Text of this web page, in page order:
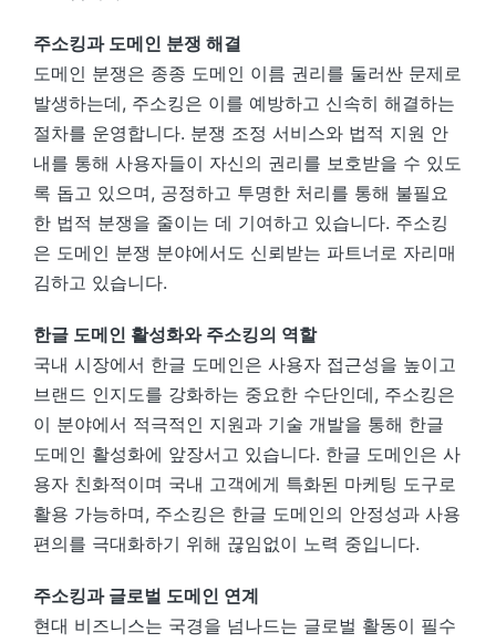
주소킹과 도메인 분쟁 해결
도메인 분쟁은 종종 도메인 이름 권리를 둘러싼 문제로
발생하는데, 주소킹은 이를 예방하고 신속히 해결하는
절차를 운영합니다. 분쟁 조정 서비스와 법적 지원 안
내를 통해 사용자들이 자신의 권리를 보호받을 수 있도
록 돕고 있으며, 공정하고 투명한 처리를 통해 불필요
한 법적 분쟁을 줄이는 데 기여하고 있습니다. 주소킹
은 도메인 분쟁 분야에서도 신뢰받는 파트너로 자리매
김하고 있습니다.
한글 도메인 활성화와 주소킹의 역할
국내 시장에서 한글 도메인은 사용자 접근성을 높이고
브랜드 인지도를 강화하는 중요한 수단인데, 주소킹은
이 분야에서 적극적인 지원과 기술 개발을 통해 한글
도메인 활성화에 앞장서고 있습니다. 한글 도메인은 사
용자 친화적이며 국내 고객에게 특화된 마케팅 도구로
활용 가능하며, 주소킹은 한글 도메인의 안정성과 사용
편의를 극대화하기 위해 끊임없이 노력 중입니다.
주소킹과 글로벌 도메인 연계
현대 비즈니스는 국경을 넘나드는 글로벌 활동이 필수